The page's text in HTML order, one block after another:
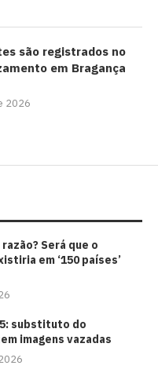
são registrados no
em Bragança
2026
Será que o
em ‘150 países’
substituto do
imagens vazadas